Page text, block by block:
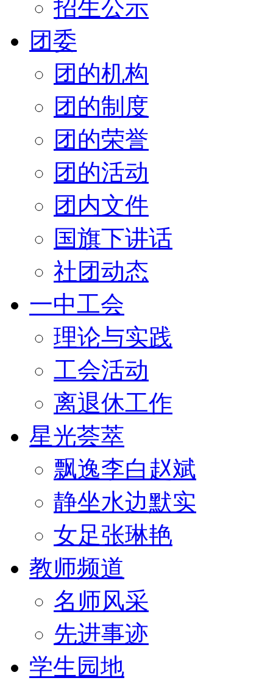
招生公示
团委
团的机构
团的制度
团的荣誉
团的活动
团内文件
国旗下讲话
社团动态
一中工会
理论与实践
工会活动
离退休工作
星光荟萃
飘逸李白赵斌
静坐水边默实
女足张琳艳
教师频道
名师风采
先进事迹
学生园地